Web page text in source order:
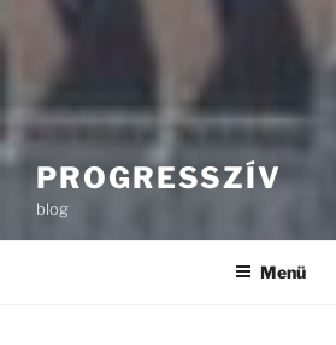
PROGRESSZÍV
blog
Menü